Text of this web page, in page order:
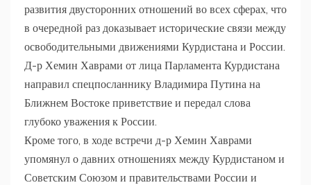
развития двусторонних отношений во всех сферах, что
в очередной раз доказывает исторические связи между
освободительными движениями Курдистана и России.
Д-р Хемин Хаврами от лица Парламента Курдистана
направил спецпосланнику Владимира Путина на
Ближнем Востоке приветствие и передал слова
глубоко уважения к России.
Кроме того, в ходе встречи д-р Хемин Хаврами
упомянул о давних отношениях между Курдистаном и
Советским Союзом и правительствами России и